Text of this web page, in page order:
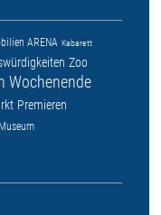
ARENA Kabarett
Zoo
Wochenende
Premieren
Museum